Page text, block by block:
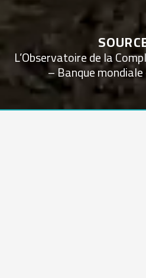
L’Observatoire de la
– Banque